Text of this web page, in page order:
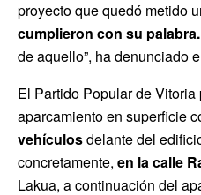
proyecto que quedó metido
cumplieron con su palabra.
de aquello”, ha denunciado
El Partido Popular de
aparcamiento en superficie
vehículosdelante del
concretamente, en la calle
Lakua, a continuación del